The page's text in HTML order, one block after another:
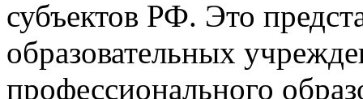
субъектов РФ. Это
образовательных
профессионального